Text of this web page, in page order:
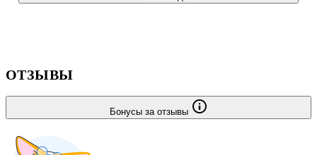
ОТЗЫВЫ
Бонусы за отзывы